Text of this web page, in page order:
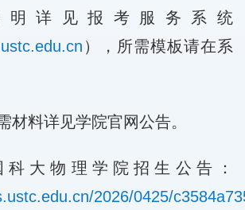
明详见报考服务系统
），所需模板请在系
材料详见学院官网公告。
科大物理学院招生公告：
2026/0425/